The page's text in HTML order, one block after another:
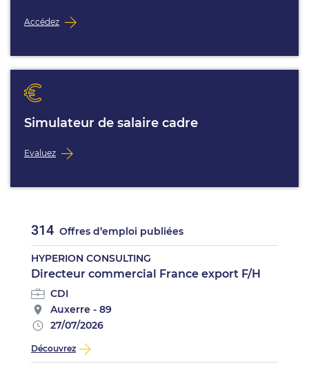
Accédez
Simulateur de salaire cadre
Evaluez
314 Offres d’emploi publiées
HYPERION CONSULTING
Directeur commercial France export F/H
CDI
Auxerre - 89
27/07/2026
Découvrez